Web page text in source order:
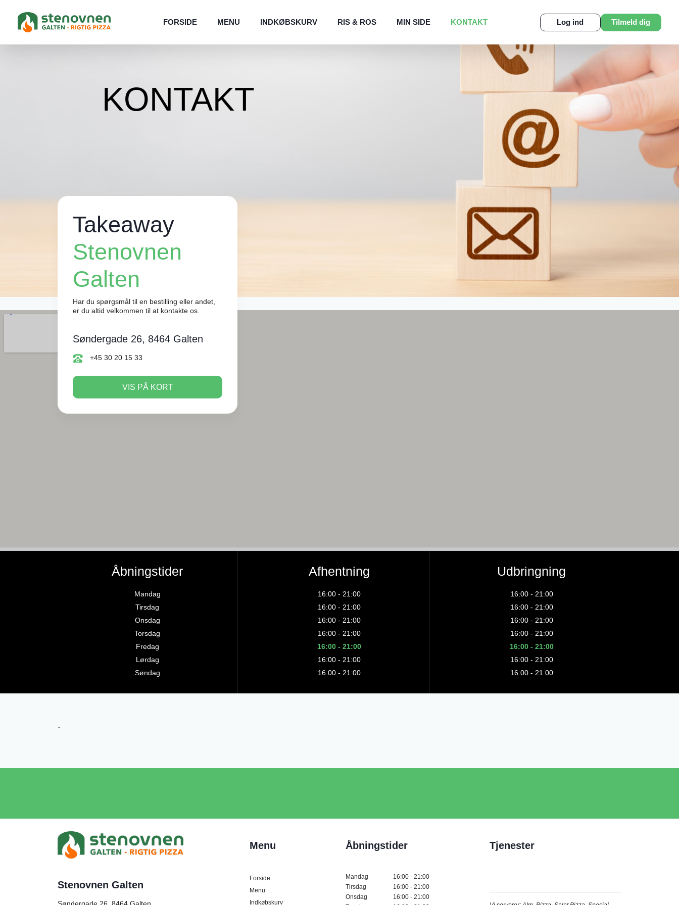
FORSIDE MENU INDKØBSKURV RIS & ROS MIN SIDE KONTAKT Log ind Tilmeld dig
KONTAKT
Takeaway
Stenovnen
Galten
Har du spørgsmål til en bestilling eller andet,
er du altid velkommen til at kontakte os.
Søndergade 26, 8464 Galten
+45 30 20 15 33
VIS PÅ KORT
Åbningstider
Mandag
Tirsdag
Onsdag
Torsdag
Fredag
Lørdag
Søndag
Afhentning
16:00 - 21:00
16:00 - 21:00
16:00 - 21:00
16:00 - 21:00
16:00 - 21:00
16:00 - 21:00
16:00 - 21:00
Udbringning
16:00 - 21:00
16:00 - 21:00
16:00 - 21:00
16:00 - 21:00
16:00 - 21:00
16:00 - 21:00
16:00 - 21:00
.
Stenovnen Galten
Menu
Forside
Menu
Indkøbskurv
Åbningstider
Mandag
16:00 - 21:00
Tirsdag
16:00 - 21:00
Onsdag
16:00 - 21:00
Tjenester